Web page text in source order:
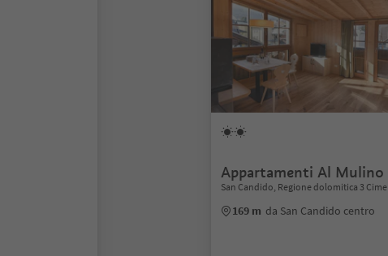
Appartamenti Al Mulino
San Candido, Regione dolomitica 3 Cime
169 m da San Candido centro